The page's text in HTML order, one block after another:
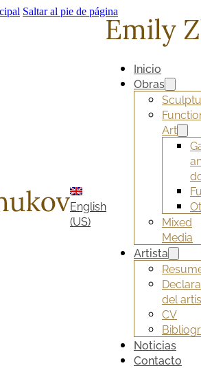
Saltar al pie de página
English
(US)
Inicio
Obras
Art
Mixed
Media
Artista
del
CV
Noticias
Contacto